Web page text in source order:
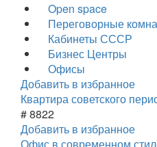
Open space
Переговорные
Кабинеты СССР
Бизнес Центры
Офисы
Добавить в избранное
Квартира советского
# 8822
Добавить в избранное